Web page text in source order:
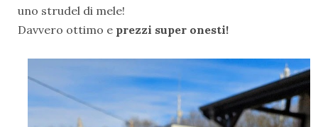
uno strudel di mele!
Davvero ottimo e prezzi super onesti!